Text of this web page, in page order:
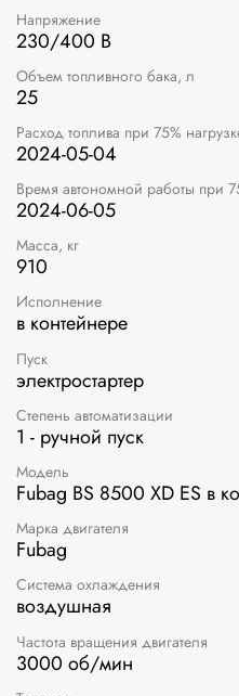
Напряжение
230/400 В
Объем топливного бака, л
25
Расход топлива при 75%
2024-05-04
Время автономной работы при
2024-06-05
Масса, кг
910
Исполнение
в контейнере
Пуск
электростартер
Степень автоматизации
1 - ручной пуск
Модель
Fubag BS 8500 XD ES в
Марка двигателя
Fubag
Система охлаждения
воздушная
Частота вращения двигателя
3000 об/мин